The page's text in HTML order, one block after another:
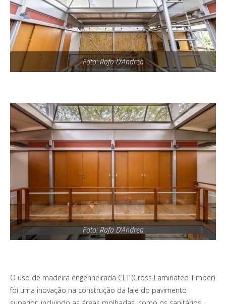
Foto: Rafa D’Andrea
Foto: Rafa D’Andrea
O uso de madeira engenheirada CLT (Cross Laminated Timber)
foi uma inovação na construção da laje do pavimento